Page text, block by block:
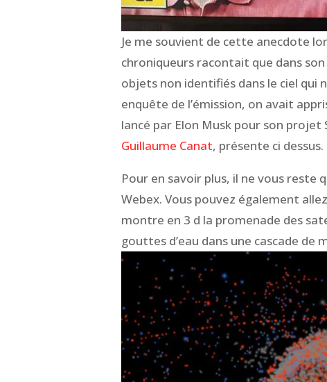
Je me souvient de cette anecdote
chroniqueurs racontait que dans
objets non identifiés dans le ciel qui
enquête de l’émission, on avait
lancé par Elon Musk pour son
Guillaume Canat, présente ci dessus.
Pour en savoir plus, il ne vous reste
Webex. Vous pouvez également
montre en 3 d la promenade des
gouttes d’eau dans une cascade de